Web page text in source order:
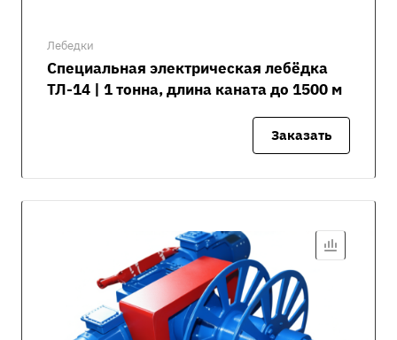
Лебедки
Специальная электрическая лебёдка
ТЛ-14 | 1 тонна, длина каната до 1500 м
Заказать